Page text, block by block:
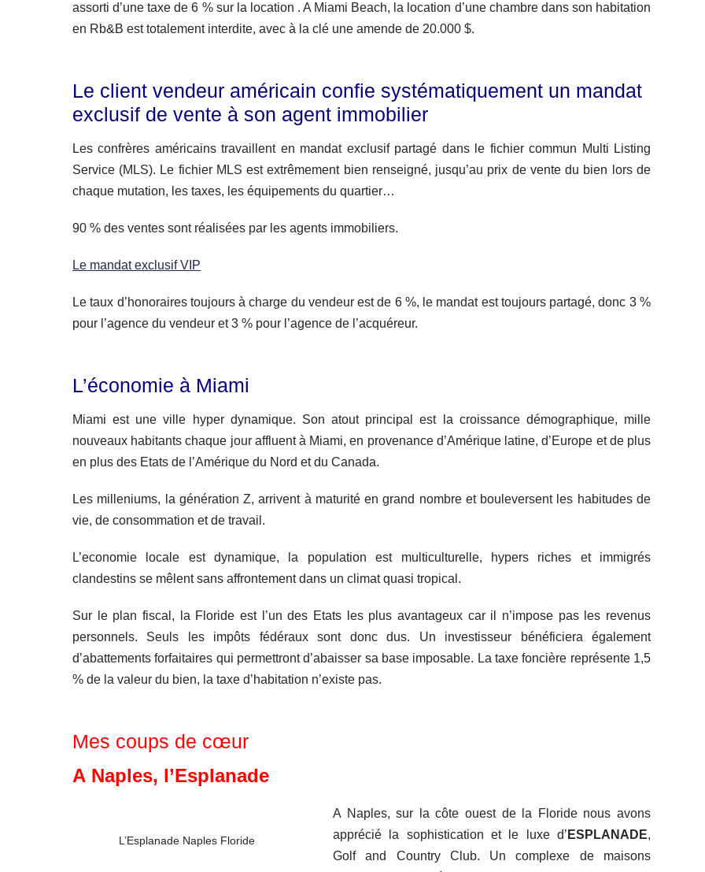
assorti d’une taxe de 6 % sur la location . A Miami Beach, la location d’une chambre dans son habitation
en Rb&B est totalement interdite, avec à la clé une amende de 20.000 $.
Le client vendeur américain confie systématiquement un mandat
exclusif de vente à son agent immobilier
Les confrères américains travaillent en mandat exclusif partagé dans le fichier commun Multi Listing
Service (MLS). Le fichier MLS est extrêmement bien renseigné, jusqu’au prix de vente du bien lors de
chaque mutation, les taxes, les équipements du quartier…
90 % des ventes sont réalisées par les agents immobiliers.
Le mandat exclusif VIP
Le taux d’honoraires toujours à charge du vendeur est de 6 %, le mandat est toujours partagé, donc 3 %
pour l’agence du vendeur et 3 % pour l’agence de l’acquéreur.
L’économie à Miami
Miami est une ville hyper dynamique. Son atout principal est la croissance démographique, mille
nouveaux habitants chaque jour affluent à Miami, en provenance d’Amérique latine, d’Europe et de plus
en plus des Etats de l’Amérique du Nord et du Canada.
Les milleniums, la génération Z, arrivent à maturité en grand nombre et bouleversent les habitudes de
vie, de consommation et de travail.
L’economie locale est dynamique, la population est multiculturelle, hypers riches et immigrés
clandestins se mêlent sans affrontement dans un climat quasi tropical.
Sur le plan fiscal, la Floride est l’un des Etats les plus avantageux car il n’impose pas les revenus
personnels. Seuls les impôts fédéraux sont donc dus. Un investisseur bénéficiera également
d’abattements forfaitaires qui permettront d’abaisser sa base imposable. La taxe foncière représente 1,5
% de la valeur du bien, la taxe d’habitation n’existe pas.
Mes coups de cœur
A Naples, l’Esplanade
L’Esplanade Naples Floride
A Naples, sur la côte ouest de la Floride nous avons
apprécié la sophistication et le luxe d’ ESPLANADE,
Golf and Country Club. Un complexe de maisons